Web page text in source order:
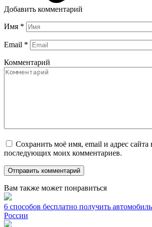
Добавить комментарий
Имя *
Email *
Комментарий
Сохранить моё имя, email и адрес сайта
последующих моих комментариев.
Вам также может понравиться
6 способов бесплатно получить
России